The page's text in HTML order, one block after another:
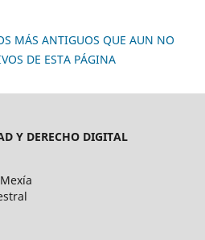
MÁS ANTIGUOS QUE AUN NO
DE ESTA PÁGINA
Y DERECHO DIGITAL